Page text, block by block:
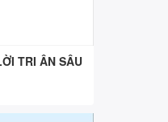
TRI ÂN SÂU